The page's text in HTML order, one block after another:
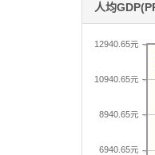
人均
6940.65元
8940.65元
10940.65元
12940.65元